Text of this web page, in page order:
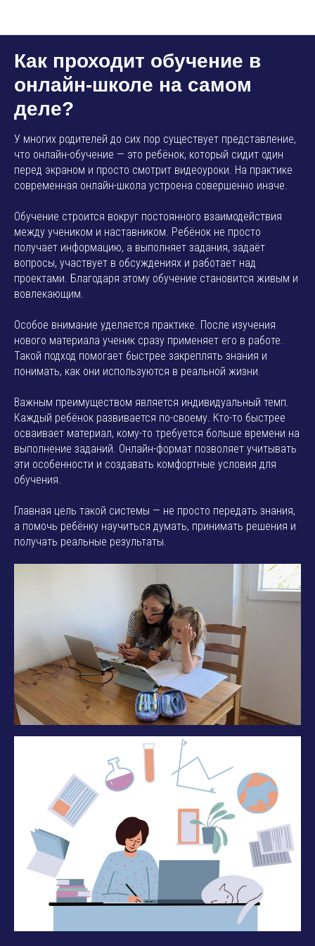
Как проходит обучение в
онлайн-школе на самом
деле?
У многих родителей до сих пор существует представление,
что онлайн-обучение — это ребёнок, который сидит один
перед экраном и просто смотрит видеоуроки. На практике
современная онлайн-школа устроена совершенно иначе.
Обучение строится вокруг постоянного взаимодействия
между учеником и наставником. Ребёнок не просто
получает информацию, а выполняет задания, задаёт
вопросы, участвует в обсуждениях и работает над
проектами. Благодаря этому обучение становится живым и
вовлекающим.
Особое внимание уделяется практике. После изучения
нового материала ученик сразу применяет его в работе.
Такой подход помогает быстрее закреплять знания и
понимать, как они используются в реальной жизни.
Важным преимуществом является индивидуальный темп.
Каждый ребёнок развивается по-своему. Кто-то быстрее
осваивает материал, кому-то требуется больше времени на
выполнение заданий. Онлайн-формат позволяет учитывать
эти особенности и создавать комфортные условия для
обучения.
Главная цель такой системы — не просто передать знания,
а помочь ребёнку научиться думать, принимать решения и
получать реальные результаты.